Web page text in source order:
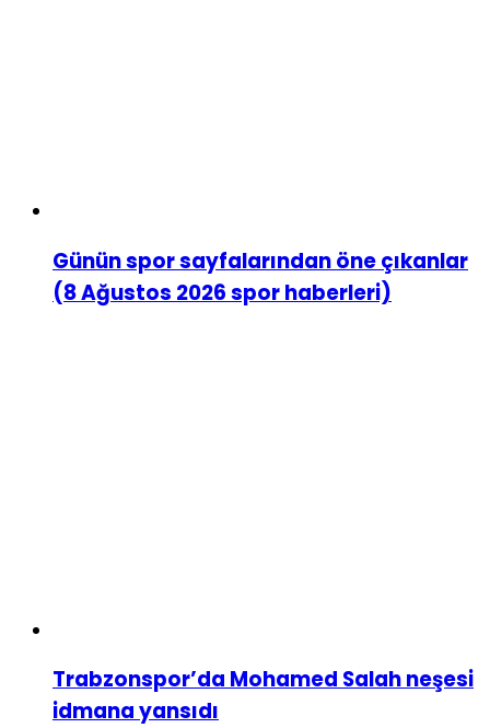
Günün spor sayfalarından öne çıkanlar
(8 Ağustos 2026 spor haberleri)
Trabzonspor’da Mohamed Salah neşesi
idmana yansıdı